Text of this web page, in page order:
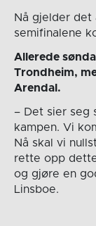
Nå gjelder det
semifinalene
Allerede
Trondheim,
Arendal.
– Det sier seg
kampen. Vi
Nå skal vi
rette opp
og gjøre en
Linsboe.